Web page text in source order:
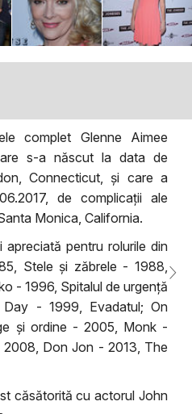
complet Glenne Aimee
s-a născut la data de
Connecticut, și care a
de complicații ale
Monica, California.
pentru rolurile din
Stele și zăbrele - 1988,
- 1996, Spitalul de urgență
- 1999, Evadatul; On
și ordine - 2005, Monk -
Don Jon - 2013, The
căsătorită cu actorul John